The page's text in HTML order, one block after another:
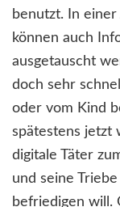
benutzt. In
können auch
ausgetauscht
doch sehr
oder vom Kind
spätestens jetzt
digitale Täter
und seine
befriedigen will.